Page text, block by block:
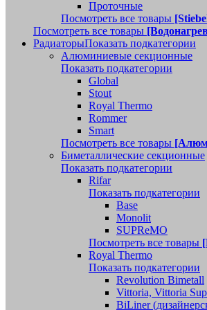
Проточные
Посмотреть все товары
Посмотреть все товары
РадиаторыПоказать подкатегории
Алюминиевые секционные
Показать подкатегории
Global
Stout
Royal Thermo
Rommer
Smart
Посмотреть все товары
Биметаллические секционные
Показать подкатегории
Rifar
Показать подкатегории
Base
Monolit
SUPReMO
Посмотреть все товары
Royal Thermo
Показать подкатегории
Revolution Bimetall
Vittoria, Vittoria
BiLiner